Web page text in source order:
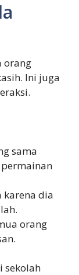
orang
Ini juga
sama
karena dia
orang
sekolah